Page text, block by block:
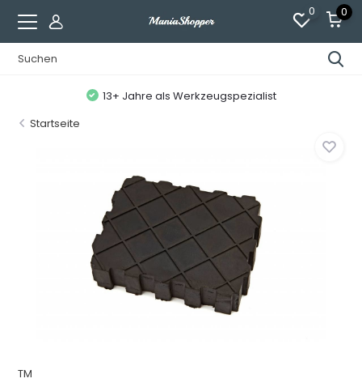
0 0
13+ Jahre als Werkzeugspezialist
Startseite
TM